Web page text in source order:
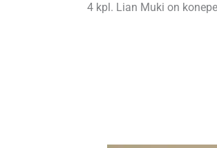
4 kpl. Lian Muki on